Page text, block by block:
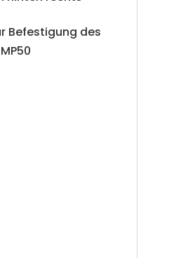
Befestigung des